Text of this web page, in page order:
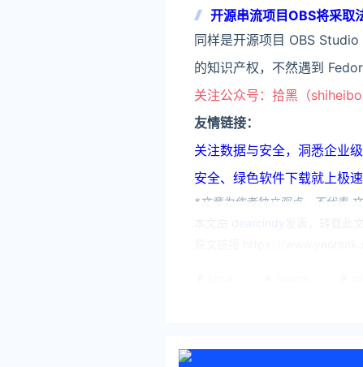
开源串流项目OBS将采取
同样是开源项目 OBS
的知识产权，不然遇到
关注公众号：拾黑（
友情链接：
关注数据与安全，洞悉企业
安全、绿色软件下载就上
*文章为作者独立观点，不代表